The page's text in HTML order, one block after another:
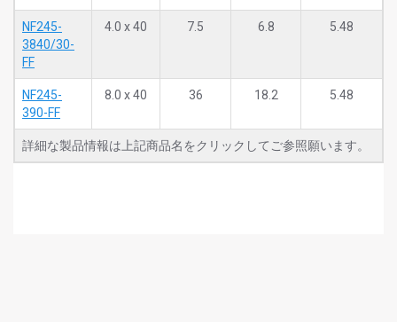
NF245-
3840/30-
FF
4.0 x 40 7.5 6.8 5.48
NF245-
390-FF
8.0 x 40 36 18.2 5.48
詳細な製品情報は上記商品名をクリックしてご参照願います。